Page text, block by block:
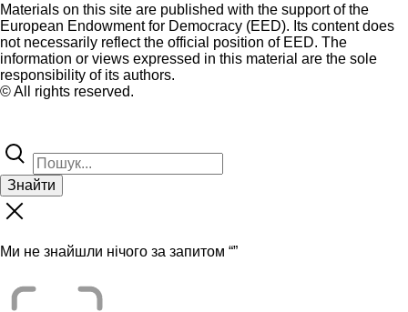
Materials on this site are published with the support of the
European Endowment for Democracy (EED). Its content does
not necessarily reflect the official position of EED. The
information or views expressed in this material are the sole
responsibility of its authors.
© All rights reserved.
Знайти
Ми не знайшли нічого за запитом “”